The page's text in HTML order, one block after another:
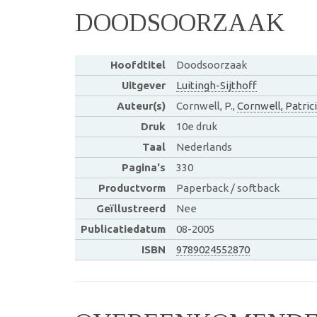
DOODSOORZAAK
Hoofdtitel
Doodsoorzaak
Uitgever
Luitingh-Sijthoff
Auteur(s)
Cornwell, P., Cornwell,
Druk
10e druk
Taal
Nederlands
Pagina's
330
Productvorm
Paperback / softback
Geïllustreerd
Nee
Publicatiedatum
08-2005
ISBN
9789024552870